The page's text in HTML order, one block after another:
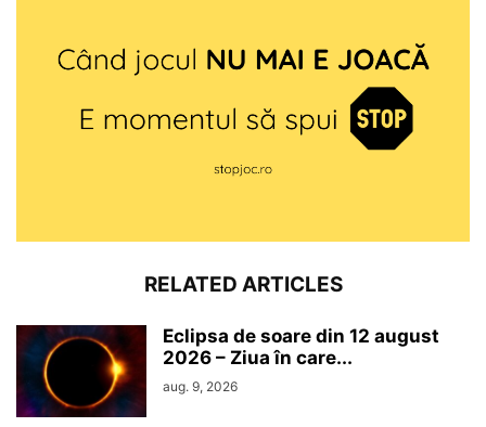
RELATED ARTICLES
Eclipsa de soare din 12 august
2026 – Ziua în care...
aug. 9, 2026